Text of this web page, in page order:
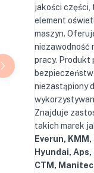
jakości części,
element
maszyn.
niezawodność
pracy. Produkt
niezastąpiony
Znajduje
takich marek
Everun,
Hyundai,
CTM,